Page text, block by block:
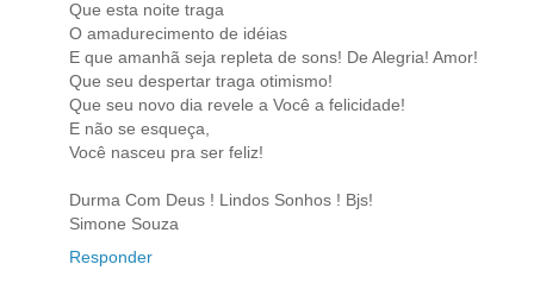
Que esta noite traga
O amadurecimento de idéias
E que amanhã seja repleta de sons! De Alegria! Amor!
Que seu despertar traga otimismo!
Que seu novo dia revele a Você a felicidade!
E não se esqueça,
Você nasceu pra ser feliz!
Durma Com Deus ! Lindos Sonhos ! Bjs!
Simone Souza
Responder